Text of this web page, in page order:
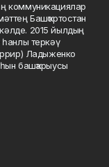
коммуникациялар
Башҡортостан
2015 йылдың
теркәү
Ладыженко
башҡарыусы